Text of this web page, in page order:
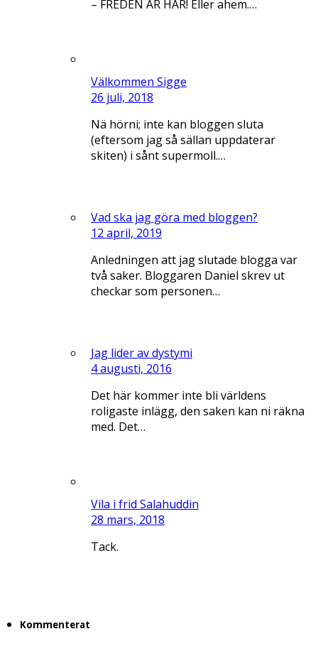
– FREDEN ÄR HÄR! Eller ahem.…
Välkommen Sigge
26 juli, 2018
Nä hörni; inte kan bloggen sluta
(eftersom jag så sällan uppdaterar
skiten) i sånt supermoll.…
Vad ska jag göra med bloggen?
12 april, 2019
Anledningen att jag slutade blogga var
två saker. Bloggaren Daniel skrev ut
checkar som personen…
Jag lider av dystymi
4 augusti, 2016
Det här kommer inte bli världens
roligaste inlägg, den saken kan ni räkna
med. Det…
Vila i frid Salahuddin
28 mars, 2018
Tack.
Kommenterat